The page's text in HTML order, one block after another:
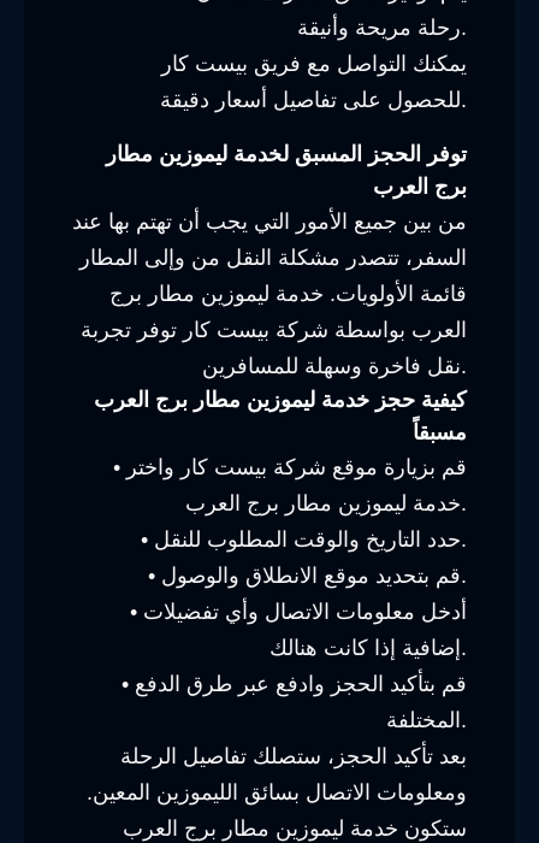
رحلة مريحة وأنيقة.
يمكنك التواصل مع فريق بيست كار
للحصول على تفاصيل أسعار دقيقة.
توفر الحجز المسبق لخدمة ليموزين مطار
برج العرب
من بين جميع الأمور التي يجب أن تهتم بها عند
السفر، تتصدر مشكلة النقل من وإلى المطار
قائمة الأولويات. خدمة ليموزين مطار برج
العرب بواسطة شركة بيست كار توفر تجربة
نقل فاخرة وسهلة للمسافرين.
كيفية حجز خدمة ليموزين مطار برج العرب
مسبقاً
• قم بزيارة موقع شركة بيست كار واختر
خدمة ليموزين مطار برج العرب.
• حدد التاريخ والوقت المطلوب للنقل.
• قم بتحديد موقع الانطلاق والوصول.
• أدخل معلومات الاتصال وأي تفضيلات
إضافية إذا كانت هنالك.
• قم بتأكيد الحجز وادفع عبر طرق الدفع
المختلفة.
بعد تأكيد الحجز، ستصلك تفاصيل الرحلة
ومعلومات الاتصال بسائق الليموزين المعين.
ستكون خدمة ليموزين مطار برج العرب